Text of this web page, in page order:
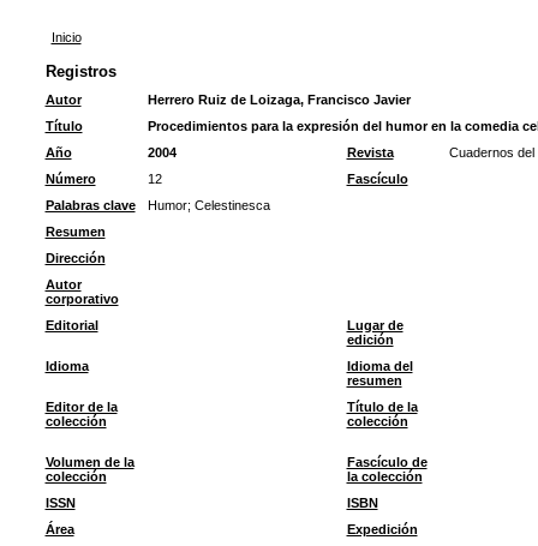
Inicio
Registros
Autor
Herrero Ruiz de Loizaga, Francisco Javier
Título
Procedimientos para la expresión del humor en la comedia
Año
2004 Revista
Cuadernos del
Número
12
Fascículo
Palabras clave
Humor; Celestinesca
Resumen
Dirección
Autor
corporativo
Editorial
Lugar de
edición
Idioma
Idioma del
resumen
Editor de la
colección
Título de la
colección
Volumen de la
colección
Fascículo de
la colección
ISSN
ISBN
Área
Expedición